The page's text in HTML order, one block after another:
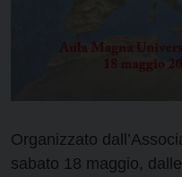
Organizzato
sabato 18 maggio,